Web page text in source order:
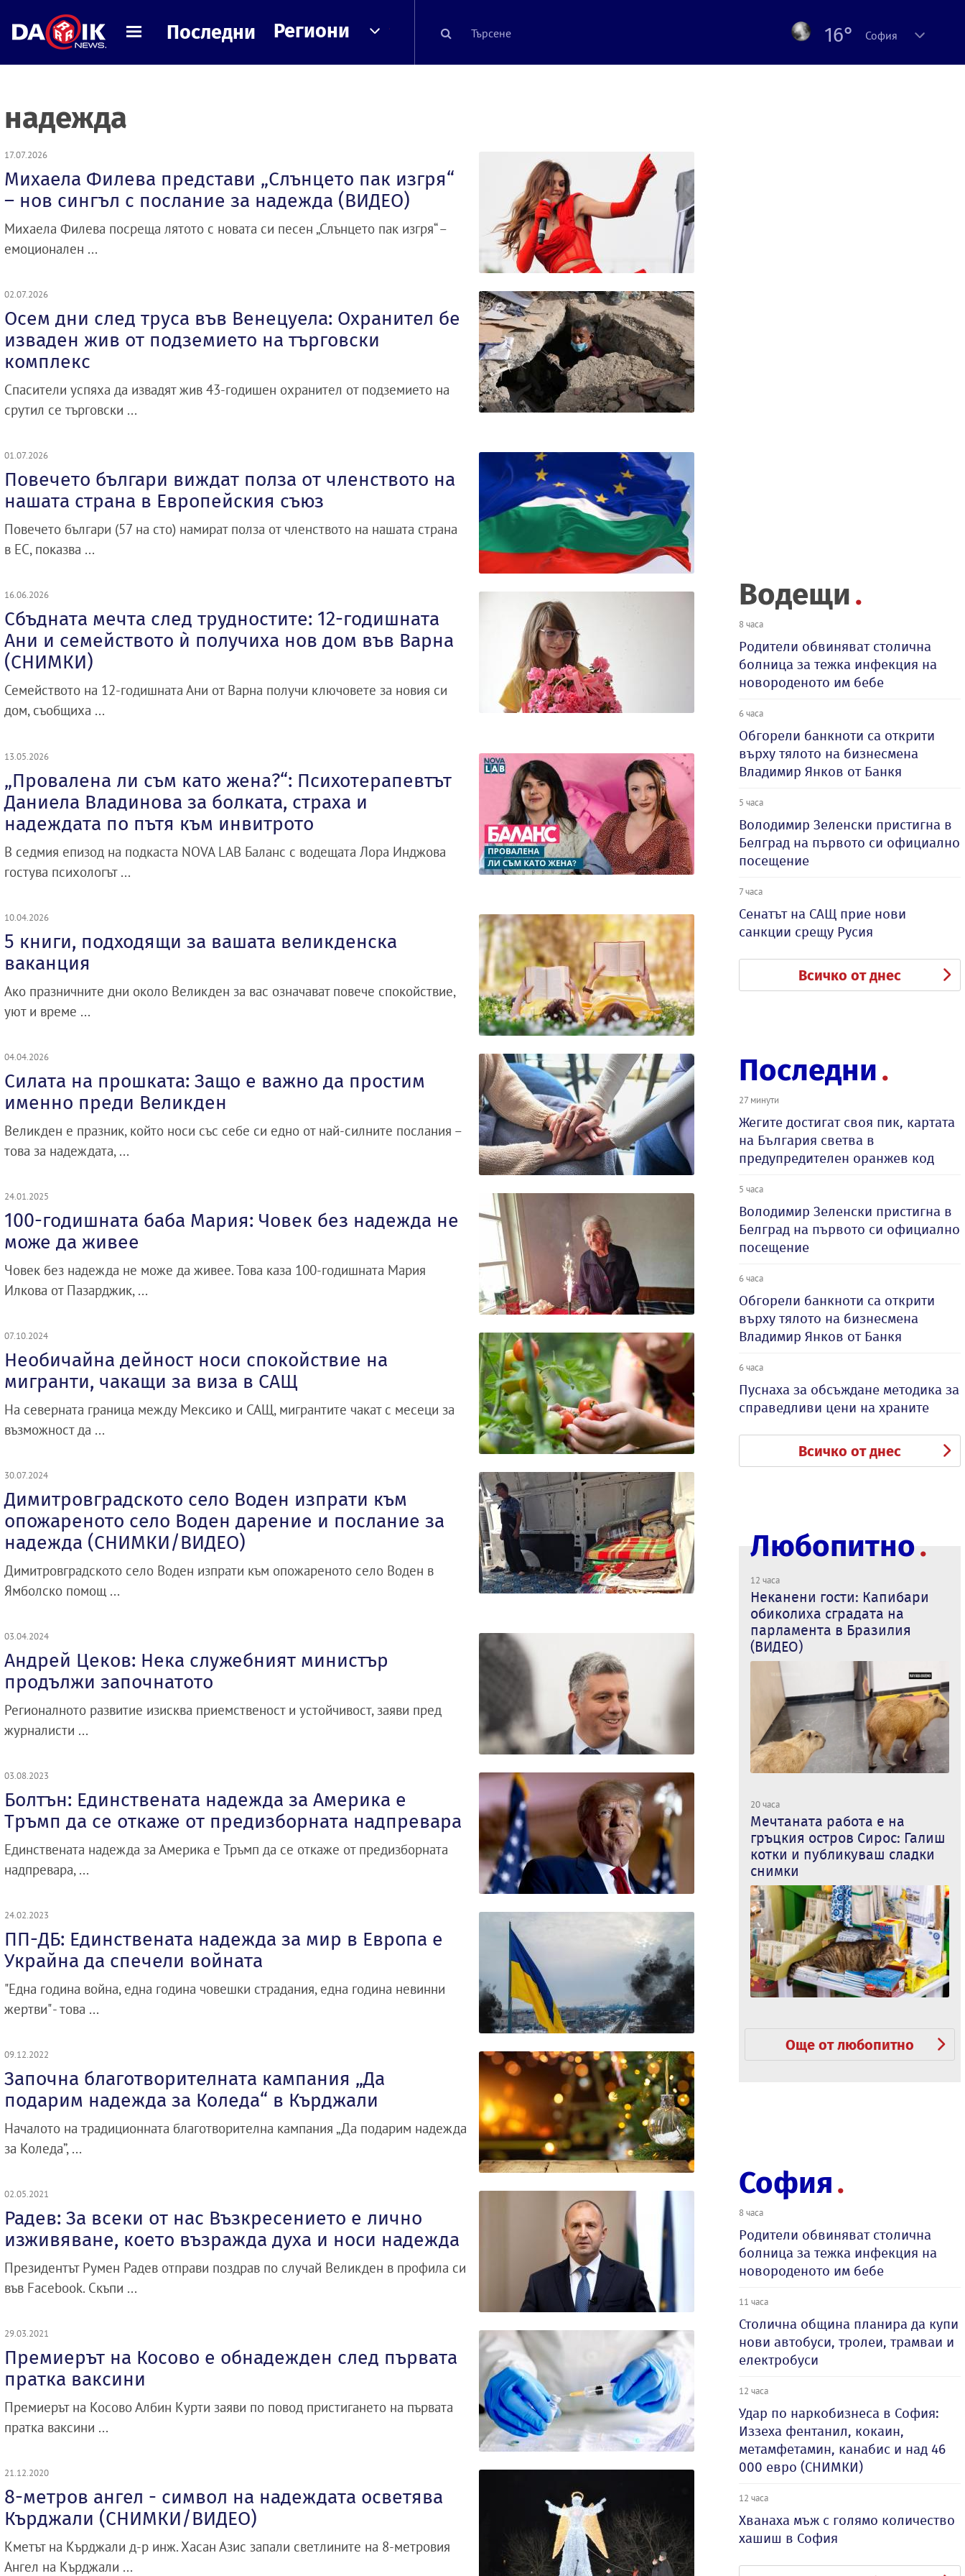
Последни Региони 16° София
надежда
17.07.2026
Михаела Филева представи „Слънцето пак изгря“
– нов сингъл с послание за надежда (ВИДЕО)
Михаела Филева посреща лятото с новата си песен „Слънцето пак изгря“ –
емоционален ...
02.07.2026
Осем дни след труса във Венецуела: Охранител бе
изваден жив от подземието на търговски
комплекс
Спасители успяха да извадят жив 43-годишен охранител от подземието на
срутил се търговски ...
01.07.2026
Повечето българи виждат полза от членството на
нашата страна в Европейския съюз
Повечето българи (57 на сто) намират полза от членството на нашата страна
в ЕС, показва ...
16.06.2026
Сбъдната мечта след трудностите: 12-годишната
Ани и семейството ѝ получиха нов дом във Варна
(СНИМКИ)
Семейството на 12-годишната Ани от Варна получи ключовете за новия си
дом, съобщиха ...
13.05.2026
„Провалена ли съм като жена?“: Психотерапевтът
Даниела Владинова за болката, страха и
надеждата по пътя към инвитрото
В седмия епизод на подкаста NOVA LAB Баланс с водещата Лора Инджова
гостува психологът ...
10.04.2026
5 книги, подходящи за вашата великденска
ваканция
Ако празничните дни около Великден за вас означават повече спокойствие,
уют и време ...
04.04.2026
Силата на прошката: Защо е важно да простим
именно преди Великден
Великден е празник, който носи със себе си едно от най-силните послания –
това за надеждата, ...
24.01.2025
100-годишната баба Мария: Човек без надежда не
може да живее
Човек без надежда не може да живее. Това каза 100-годишната Мария
Илкова от Пазарджик, ...
07.10.2024
Необичайна дейност носи спокойствие на
мигранти, чакащи за виза в САЩ
На северната граница между Мексико и САЩ, мигрантите чакат с месеци за
възможност да ...
30.07.2024
Димитровградското село Воден изпрати към
опожареното село Воден дарение и послание за
надежда (СНИМКИ/ВИДЕО)
Димитровградското село Воден изпрати към опожареното село Воден в
Ямболско помощ ...
03.04.2024
Андрей Цеков: Нека служебният министър
продължи започнатото
Регионалното развитие изисква приемственост и устойчивост, заяви пред
журналисти ...
03.08.2023
Болтън: Единствената надежда за Америка е
Тръмп да се откаже от предизборната надпревара
Единствената надежда за Америка е Тръмп да се откаже от предизборната
надпревара, ...
24.02.2023
ПП-ДБ: Единствената надежда за мир в Европа е
Украйна да спечели войната
"Една година война, една година човешки страдания, една година невинни
жертви" - това ...
09.12.2022
Започна благотворителната кампания „Да
подарим надежда за Коледа“ в Кърджали
Началото на традиционната благотворителна кампания „Да подарим надежда
за Коледа”, ...
02.05.2021
Радев: За всеки от нас Възкресението е лично
изживяване, което възражда духа и носи надежда
Президентът Румен Радев отправи поздрав по случай Великден в профила си
във Facebook. Скъпи ...
29.03.2021
Премиерът на Косово е обнадежден след първата
пратка ваксини
Премиерът на Косово Албин Курти заяви по повод пристигането на първата
пратка ваксини ...
21.12.2020
8-метров ангел - символ на надеждата осветява
Кърджали (СНИМКИ/ВИДЕО)
Кметът на Кърджали д-р инж. Хасан Азис запали светлините на 8-метровия
Ангел на Кърджали ...
Водещи
8 часа
Родители обвиняват столична
болница за тежка инфекция на
новороденото им бебе
6 часа
Обгорели банкноти са открити
върху тялото на бизнесмена
Владимир Янков от Банкя
5 часа
Володимир Зеленски пристигна в
Белград на първото си официално
посещение
7 часа
Сенатът на САЩ прие нови
санкции срещу Русия
Всичко от днес
Последни
27 минути
Жегите достигат своя пик, картата
на България светва в
предупредителен оранжев код
5 часа
Володимир Зеленски пристигна в
Белград на първото си официално
посещение
6 часа
Обгорели банкноти са открити
върху тялото на бизнесмена
Владимир Янков от Банкя
6 часа
Пуснаха за обсъждане методика за
справедливи цени на храните
Всичко от днес
Любопитно
12 часа
Неканени гости: Капибари
обиколиха сградата на
парламента в Бразилия
(ВИДЕО)
20 часа
Мечтаната работа е на
гръцкия остров Сирос: Галиш
котки и публикуваш сладки
снимки
Още от любопитно
София
8 часа
Родители обвиняват столична
болница за тежка инфекция на
новороденото им бебе
11 часа
Столична община планира да купи
нови автобуси, тролеи, трамваи и
електробуси
12 часа
Удар по наркобизнеса в София:
Иззеха фентанил, кокаин,
метамфетамин, канабис и над 46
000 евро (СНИМКИ)
12 часа
Хванаха мъж с голямо количество
хашиш в София